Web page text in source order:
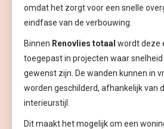
omdat het zorgt voor een snelle
eindfase van de verbouwing.
Binnen Renovlies totaal wordt deze
toegepast in projecten waar
gewenst zijn. De wanden kunnen in
worden geschilderd, afhankelijk van
interieurstijl.
Dit maakt het mogelijk om een